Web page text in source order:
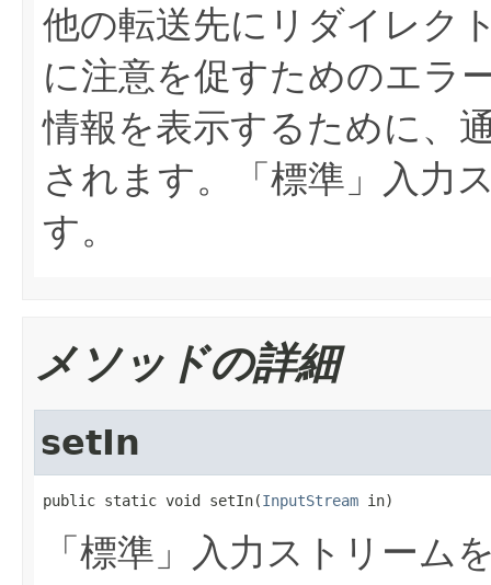
他の転送先にリダイレク
に注意を促すためのエラ
情報を表示するために、
されます。「標準」入力
す。
メソッドの詳細
setIn
public static void setIn(InputStream in)
「標準」入力ストリーム